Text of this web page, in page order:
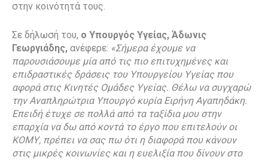
στην κοινότητά τους.
Σε δήλωσή του, ο Υπουργός Υγείας, Άδωνις
Γεωργιάδης, ανέφερε: «Σήμερα έχουμε να
παρουσιάσουμε μία από τις πιο επιτυχημένες και
επιδραστικές δράσεις του Υπουργείου Υγείας που
αφορά στις Κινητές Ομάδες Υγείας. Θέλω να συγχαρώ
την Aναπληρώτρια Υπουργό κυρία Ειρήνη Αγαπηδάκη.
Επειδή έτυχε σε πολλά από τα ταξίδια μου στην
επαρχία να δω από κοντά το έργο που επιτελούν οι
ΚΟΜΥ, πρέπει να σας πω ότι η διαφορά που κάνουν
στις μικρές κοινωνίες και η ευελιξία που δίνουν στο